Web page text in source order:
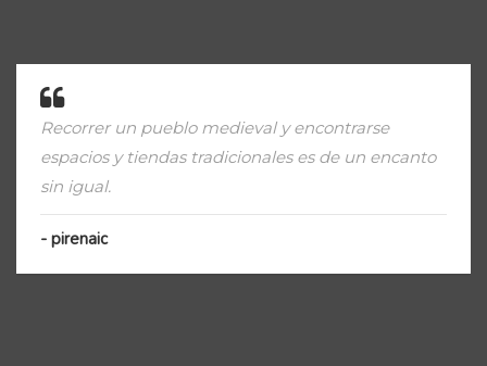
Recorrer un pueblo medieval y encontrarse
espacios y tiendas tradicionales es de un encanto
sin igual.
pirenaic